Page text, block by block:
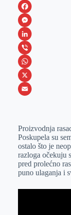
F
a
c
e
b
o
M
e
s
s
e
e
r
L
i
n
k
I
n
V
i
b
W
h
s
A
p
p
X
a
i
l
Proizvodnja
Poskupela su
ostalo što je
razloga očekuju
pred prolećno
puno ulaganja i